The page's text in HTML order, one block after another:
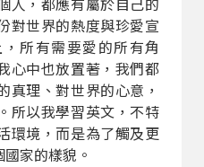
對世界的熱度與珍愛宣
所有需要愛的所有角
心中也放置著，我們都
真理、對世界的心意，
所以我學習英文，不特
環境，而是為了觸及更
家的樣貌。